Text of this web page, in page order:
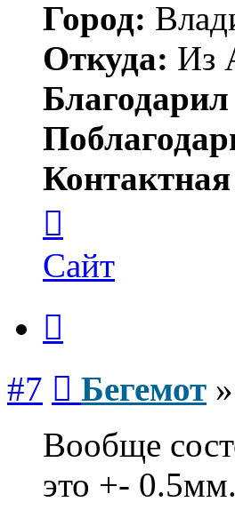
Город:
Откуда: Из
пользователя
Бегемот
Сайт
#7 Бегемот »
Вообще
это +- 0.5мм.